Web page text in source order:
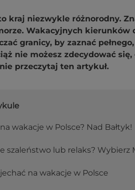
kraj niezwykle różnorodny.
Wakacyjnych
granicy, by zaznać
nie możesz zdecydować
przeczytaj ten artykuł.
wakacje w Polsce? Nad Bałtyk!
szaleństwo lub relaks? Wybierz
na wakacje w Polsce